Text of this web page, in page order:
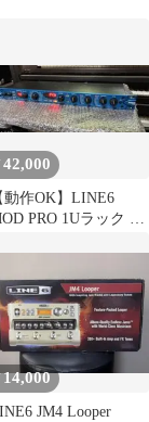
42,000
動作OK】LINE6
PRO 1Uラック モ
14,000
JM4 Looper